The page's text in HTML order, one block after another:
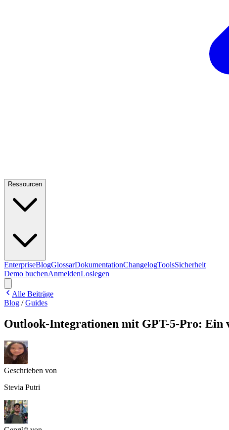
Ressourcen
EnterpriseBlogGlossarDokumentationChangelogToolsSicherheit
Demo buchenAnmeldenLoslegen
Alle Beiträge
Blog /Guides
Outlook-Integrationen mit GPT-5-Pro: Ein
Geschrieben von
Stevia Putri